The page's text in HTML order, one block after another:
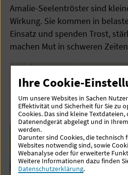
Amalie-Seelentröster sind
Wirkung. Sie kommen in
Einsatz und spenden Trost,
machen Mut in schweren Zeiten
Ihre Cookie-
Um unsere Websites in Sachen
Effektivität und Sicherheit für Sie zu
Cookies. Das sind kleine Textdateien,
Datenendgerät abgelegt und in
werden.
Darunter sind Cookies, die technisch
Websites notwendig sind, sowie
Webanalyse oder für erweiterte
Weitere Informationen dazu finden
Datenschutzerklärung.